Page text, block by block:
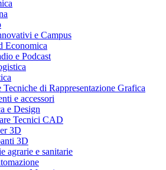
e Campus
Economica
e Podcast
Tecniche di Rappresentazione Grafica
e accessori
e Design
Tecnici CAD
3D
3D
agrarie e sanitarie